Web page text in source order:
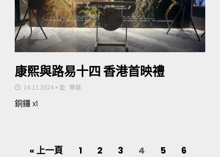
康熙與路易十四 香港首映禮
14.11.2024 • 樂器
銅鑼 x1
« 上一頁 1 2 3 4 5 6